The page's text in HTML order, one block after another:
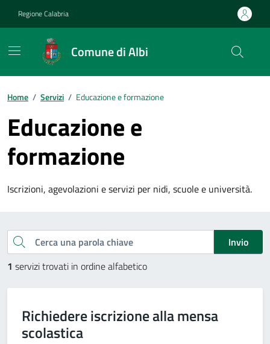
Regione Calabria
Comune di Albi
Home / Servizi / Educazione e formazione
Educazione e
formazione
Iscrizioni, agevolazioni e servizi per nidi, scuole e università.
Esplora tutti i servizi
Cerca una parola chiave
Invio
1 servizi trovati in ordine alfabetico
Richiedere iscrizione alla mensa
scolastica